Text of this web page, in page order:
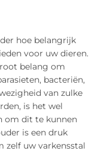
hoe belangrijk
voor uw dieren.
belang om
bacteriën,
van zulke
is het wel
om dit te kunnen
is een druk
zelf uw varkensstal